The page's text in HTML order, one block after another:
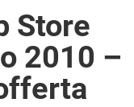
Store
2010 –